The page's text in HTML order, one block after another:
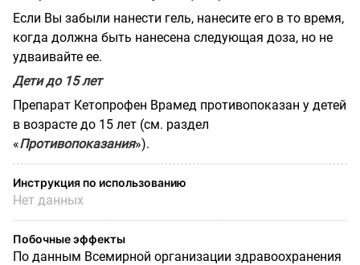
Если Вы забыли нанести гель, нанесите его в то время,
когда должна быть нанесена следующая доза, но не
удваивайте ее.
Дети до 15 лет
Препарат Кетопрофен Врамед противопоказан у детей
в возрасте до 15 лет (см. раздел
«Противопоказания»).
Инструкция по использованию
Нет данных
Побочные эффекты
По данным Всемирной организации здравоохранения